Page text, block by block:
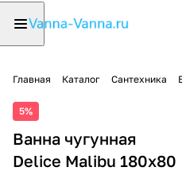
Главная Каталог Сантехника
5%
Ванна чугунная
Delice Malibu 180х80